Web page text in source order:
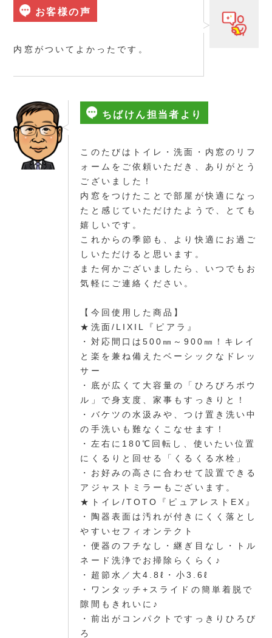
お客様の声
内窓がついてよかったです。
ちばけん担当者より
このたびはトイレ・洗面・内窓のリフ
ォームをご依頼いただき、ありがとう
ございました！
内窓をつけたことで部屋が快適になっ
たと感じていただけたようで、とても
嬉しいです。
これからの季節も、より快適にお過ご
しいただけると思います。
また何かございましたら、いつでもお
気軽にご連絡ください。
【今回使用した商品】
★洗面/LIXIL『ピアラ』
・対応間口は500㎜～900㎜！キレイ
と楽を兼ね備えたベーシックなドレッ
サー
・底が広くて大容量の「ひろびろボウ
ル」で身支度、家事もすっきりと！
・バケツの水汲みや、つけ置き洗い中
の手洗いも難なくこなせます！
・左右に180℃回転し、使いたい位置
にくるりと回せる「くるくる水栓」
・お好みの高さに合わせて設置できる
アジャストミラーもございます。
★トイレ/TOTO『ピュアレストEX』
・陶器表面は汚れが付きにくく落とし
やすいセフィオンテクト
・便器のフチなし・継ぎ目なし・トル
ネード洗浄でお掃除らくらく♪
・超節水／大4.8ℓ・小3.6ℓ
・ワンタッチ+スライドの簡単着脱で
隙間もきれいに♪
・前出がコンパクトですっきりひろび
ろ